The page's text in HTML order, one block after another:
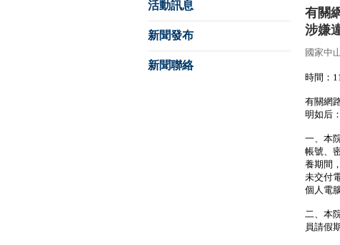
活動訊息
新聞發布
新聞聯絡
有關
涉嫌
國家中
時間：
有關網
明如后：
一、本
帳號、
養期間，
未交付
個人電
二、本
員請假